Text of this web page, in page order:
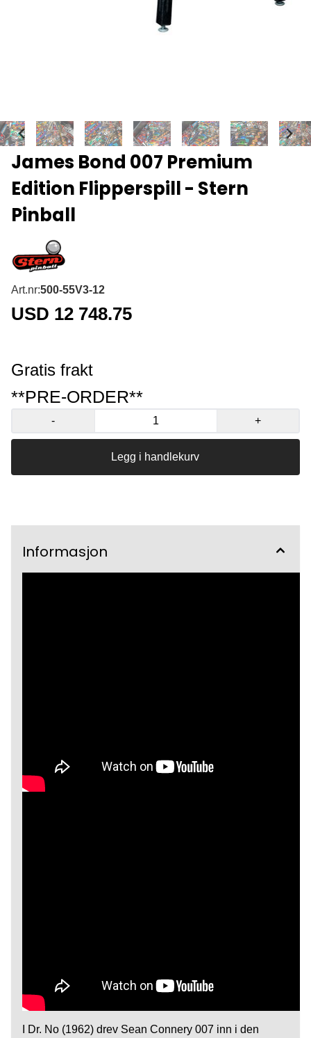
James Bond 007 Premium
Edition Flipperspill - Stern
Pinball
Art.nr:500-55V3-12
USD 12 748.75
Gratis frakt
**PRE-ORDER**
- +
Legg i handlekurv
Informasjon
I Dr. No (1962) drev Sean Connery 007 inn i den